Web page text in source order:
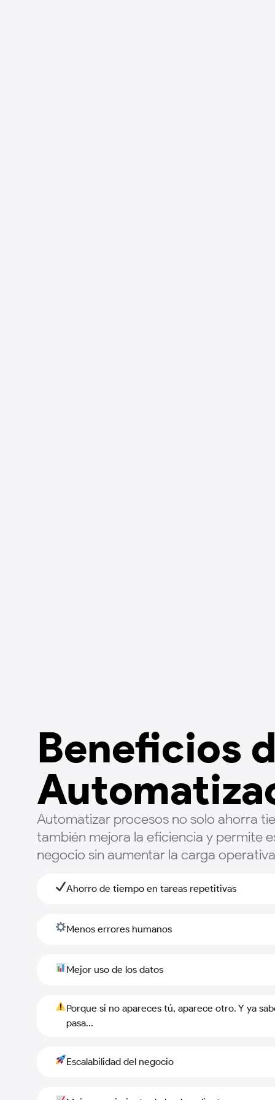
Beneficios
Automatizar procesos no solo ahorra
también mejora la eficiencia y permite
negocio sin aumentar la carga
Ahorro de tiempo en tareas repetitivas
Menos errores humanos
Mejor uso de los datos
Porque si no apareces tú, aparece otro. Y ya
pasa...
Escalabilidad del negocio